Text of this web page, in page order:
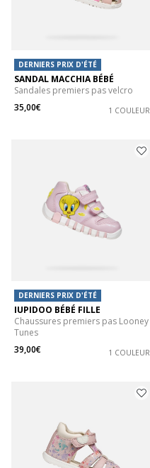
DERNIERS PRIX D'ÉTÉ
SANDAL MACCHIA BÉBÉ
Sandales premiers pas velcro
35,00€
1 COULEUR
DERNIERS PRIX D'ÉTÉ
IUPIDOO BÉBÉ FILLE
Chaussures premiers pas Looney
Tunes
39,00€
1 COULEUR